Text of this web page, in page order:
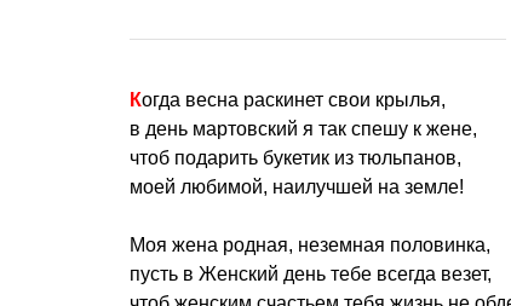
Когда весна раскинет свои крылья,
в день мартовский я так спешу к жене,
чтоб подарить букетик из тюльпанов,
моей любимой, наилучшей на земле!
Моя жена родная, неземная половинка,
пусть в Женский день тебе всегда везет,